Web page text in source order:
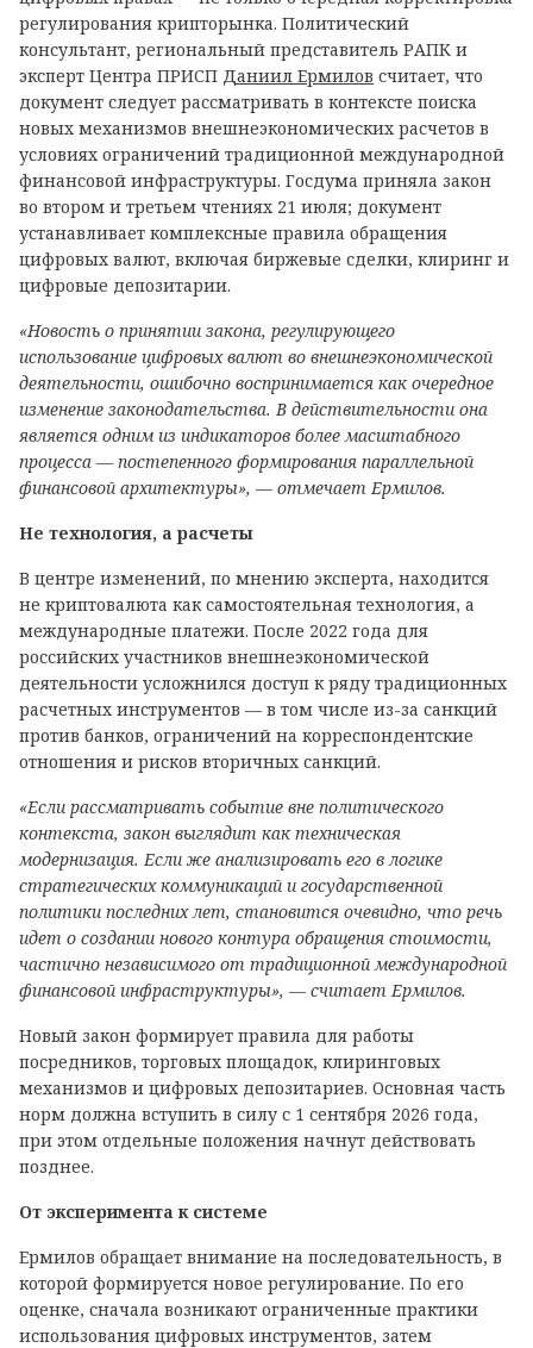
регулирования крипторынка. Политический
консультант, региональный представитель РАПК и
эксперт Центра ПРИСП Даниил Ермилов считает, что
документ следует рассматривать в контексте поиска
новых механизмов внешнеэкономических расчетов в
условиях ограничений традиционной международной
финансовой инфраструктуры. Госдума приняла закон
во втором и третьем чтениях 21 июля; документ
устанавливает комплексные правила обращения
цифровых валют, включая биржевые сделки, клиринг и
цифровые депозитарии.
«Новость о принятии закона, регулирующего
использование цифровых валют во внешнеэкономической
деятельности, ошибочно воспринимается как очередное
изменение законодательства. В действительности она
является одним из индикаторов более масштабного
процесса — постепенного формирования параллельной
финансовой архитектуры», — отмечает Ермилов.
Не технология, а расчеты
В центре изменений, по мнению эксперта, находится
не криптовалюта как самостоятельная технология, а
международные платежи. После 2022 года для
российских участников внешнеэкономической
деятельности усложнился доступ к ряду традиционных
расчетных инструментов — в том числе из-за санкций
против банков, ограничений на корреспондентские
отношения и рисков вторичных санкций.
«Если рассматривать событие вне политического
контекста, закон выглядит как техническая
модернизация. Если же анализировать его в логике
стратегических коммуникаций и государственной
политики последних лет, становится очевидно, что речь
идет о создании нового контура обращения стоимости,
частично независимого от традиционной международной
финансовой инфраструктуры», — считает Ермилов.
Новый закон формирует правила для работы
посредников, торговых площадок, клиринговых
механизмов и цифровых депозитариев. Основная часть
норм должна вступить в силу с 1 сентября 2026 года,
при этом отдельные положения начнут действовать
позднее.
От эксперимента к системе
Ермилов обращает внимание на последовательность, в
которой формируется новое регулирование. По его
оценке, сначала возникают ограниченные практики
использования цифровых инструментов, затем